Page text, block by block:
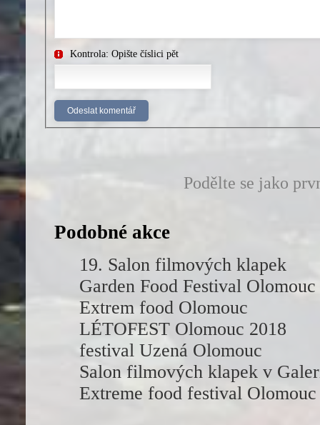
Kontrola: Opište číslici pět
Podělte se jako
Podobné akce
19. Salon filmových klapek
Garden Food Festival Olomouc
Extrem food Olomouc
LÉTOFEST Olomouc 2018
festival Uzená Olomouc
Salon filmových klapek v
Extreme food festival Olomouc